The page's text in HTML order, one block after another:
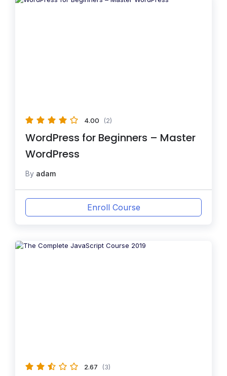
4.00 (2)
WordPress for Beginners – Master
WordPress
By adam
Enroll Course
2.67 (3)